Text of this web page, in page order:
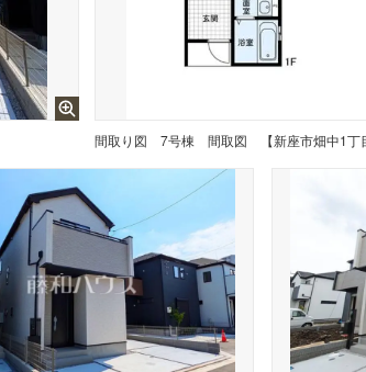
間取り図 7号棟 間取図 【新座市畑中1丁